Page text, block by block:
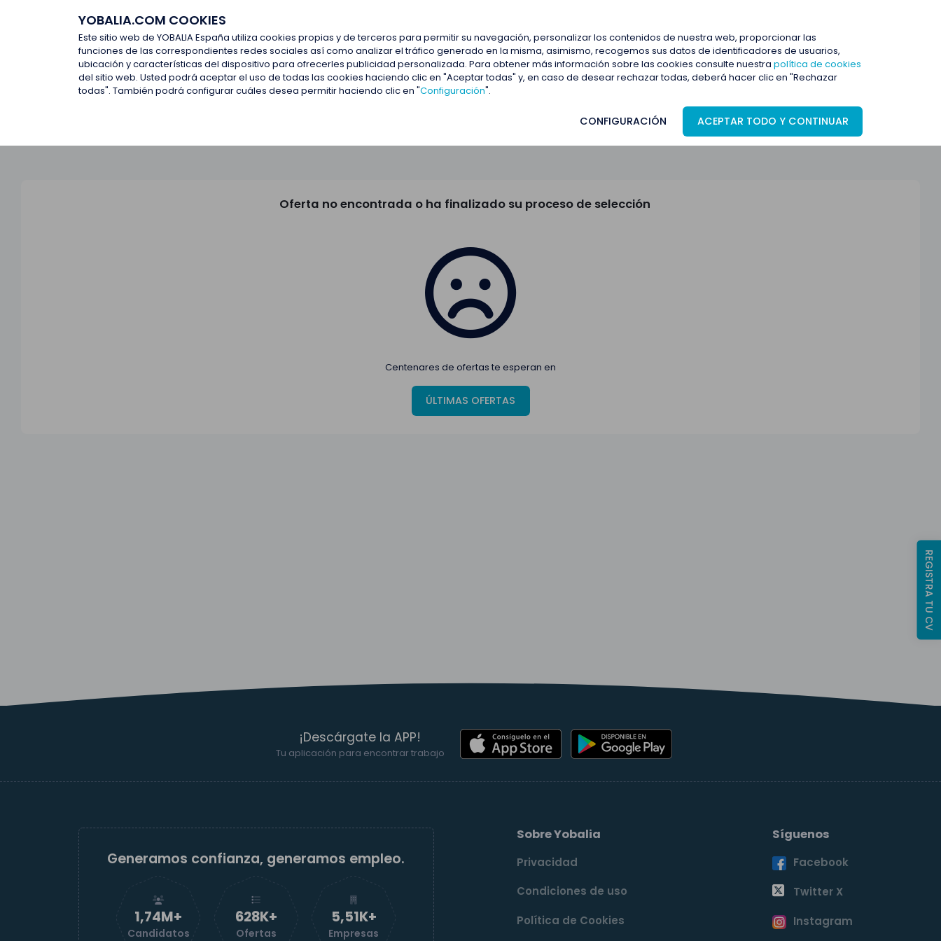
YOBALIA.COM COOKIES
Este sitio web de YOBALIA España utiliza cookies propias y de terceros para permitir su navegación, personalizar los contenidos de nuestra web, proporcionar las
funciones de las correspondientes redes sociales así como analizar el tráfico generado en la misma, asimismo, recogemos sus datos de identificadores de usuarios,
ubicación y características del dispositivo para ofrecerles publicidad personalizada. Para obtener más información sobre las cookies consulte nuestra política de cookies
del sitio web. Usted podrá aceptar el uso de todas las cookies haciendo clic en "Aceptar todas" y, en caso de desear rechazar todas, deberá hacer clic en "Rechazar
todas". También podrá configurar cuáles desea permitir haciendo clic en "Configuración".
CONFIGURACIÓN ACEPTAR TODO Y CONTINUAR
Últimas ofertas
Últimas ofertas
Oferta no encontrada o ha finalizado su proceso de selección
Centenares de ofertas te esperan en
ÚLTIMAS OFERTAS
¡Descárgate la APP!
Tu aplicación para encontrar trabajo
Generamos confianza, generamos empleo.
1,74M+
Candidatos
629K+
Ofertas
5,52K+
Empresas
Sobre Yobalia
Privacidad
Condiciones de uso
Política de Cookies
Síguenos
Facebook
Twitter X
Instagram
REGISTRA TU CV